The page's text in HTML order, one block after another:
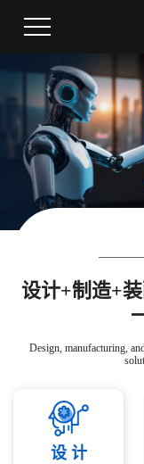
设计+制造+
Design, manufacturing,
设 计